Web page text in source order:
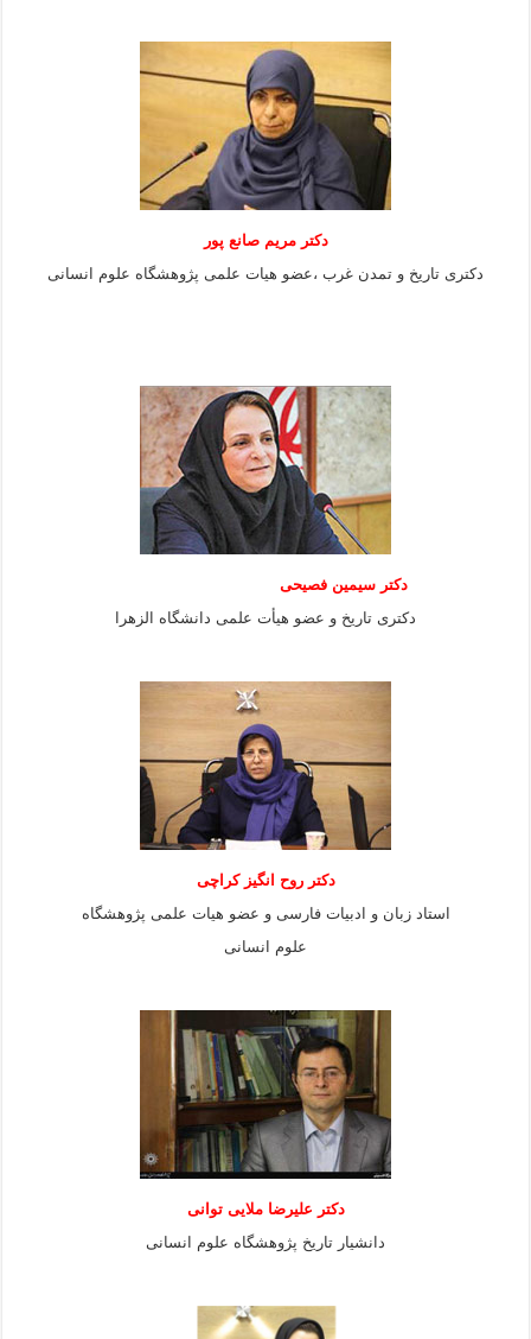
دکتر مریم صانع پور
دکتری تاریخ و تمدن غرب ،عضو هیات علمی پژوهشگاه علوم انسانی
دکتر سیمین فصیحی
دکتری تاریخ و عضو هیأت علمی دانشگاه الزهرا
دکتر روح انگیز کراچی
استاد زبان و ادبیات فارسی و عضو هیات علمی پژوهشگاه
علوم انسانی
دكتر عليرضا ملايى توانی
دانشيار تاريخ پژوهشگاه علوم انسانی